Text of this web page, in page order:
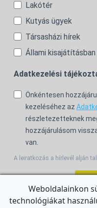
Lakótér
Kutyás ügyek
Társasházi hírek
Állami
Adatkezelési
Önkéntesen
kezeléséhez az
részletezetteknek
hozzájárulásom
van.
A leiratkozás a hírlevél alján
Weboldalainkon
technológiákat